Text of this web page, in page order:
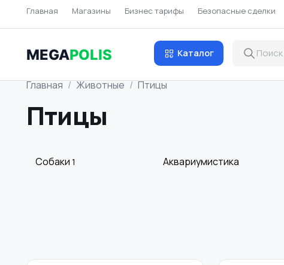
Главная Магазины Бизнес тарифы Безопасные сделки
MEGAPOLIS Каталог
Главная Животные Птицы
Птицы
Собаки 1 Аквариумистика